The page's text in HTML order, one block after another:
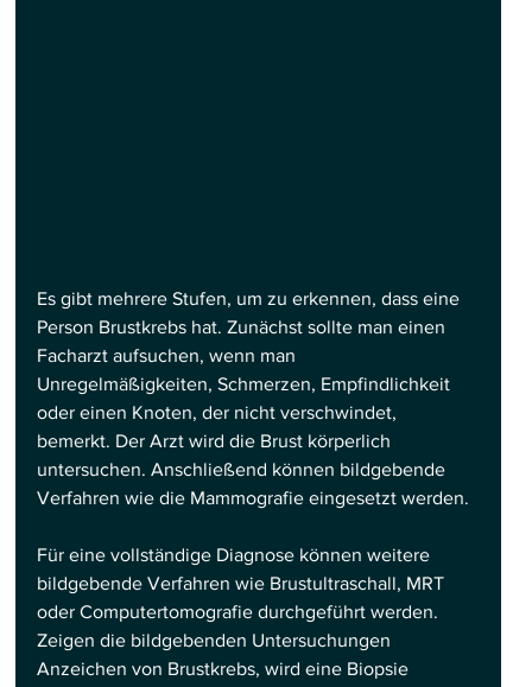
Es gibt mehrere Stufen, um zu erkennen, dass eine
Person Brustkrebs hat. Zunächst sollte man einen
Facharzt aufsuchen, wenn man
Unregelmäßigkeiten, Schmerzen, Empfindlichkeit
oder einen Knoten, der nicht verschwindet,
bemerkt. Der Arzt wird die Brust körperlich
untersuchen. Anschließend können bildgebende
Verfahren wie die Mammografie eingesetzt werden.
Für eine vollständige Diagnose können weitere
bildgebende Verfahren wie Brustultraschall, MRT
oder Computertomografie durchgeführt werden.
Zeigen die bildgebenden Untersuchungen
Anzeichen von Brustkrebs, wird eine Biopsie